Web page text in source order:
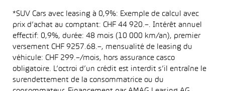
*SUV Cars avec leasing à 0,9%: Exemple de calcul avec
prix d’achat au comptant: CHF 44 920.–. Intérêt annuel
effectif: 0,9%, durée: 48 mois (10 000 km/an), premier
versement CHF 9257.68.–, mensualité de leasing du
véhicule: CHF 299.–/mois, hors assurance casco
obligatoire. L’octroi d’un crédit est interdit s’il entraîne le
surendettement de la consommatrice ou du